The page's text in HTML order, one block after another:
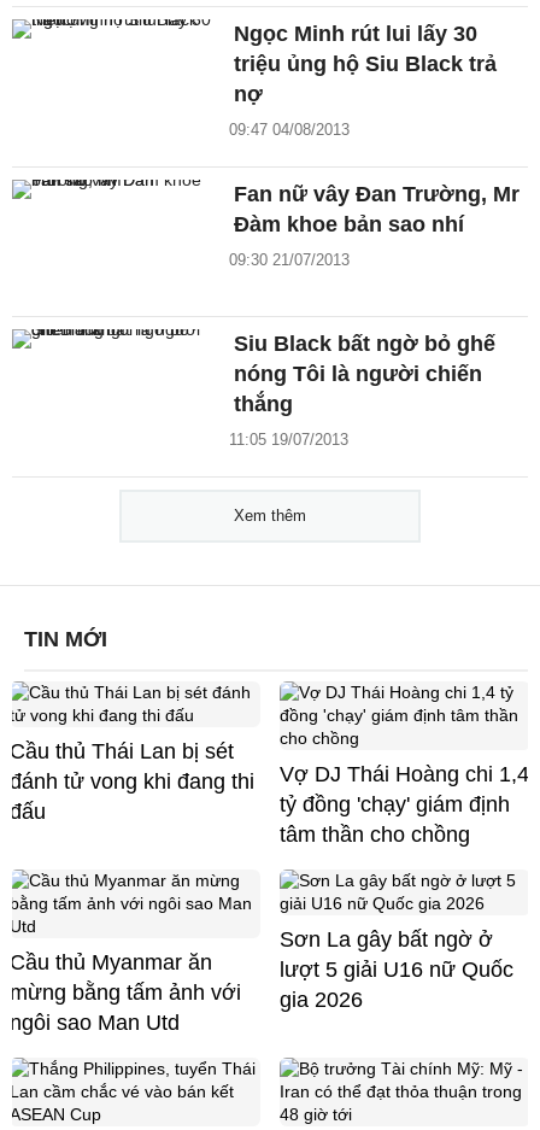
Ngọc Minh rút lui lấy 30
triệu ủng hộ Siu Black trả
nợ
09:47 04/08/2013
Fan nữ vây Đan Trường, Mr
Đàm khoe bản sao nhí
09:30 21/07/2013
Siu Black bất ngờ bỏ ghế
nóng Tôi là người chiến
thắng
11:05 19/07/2013
Xem thêm
TIN MỚI
Cầu thủ Thái Lan bị sét
đánh tử vong khi đang thi
đấu
Vợ DJ Thái Hoàng chi 1,4
tỷ đồng 'chạy' giám định
tâm thần cho chồng
Cầu thủ Myanmar ăn
mừng bằng tấm ảnh với
ngôi sao Man Utd
Sơn La gây bất ngờ ở
lượt 5 giải U16 nữ Quốc
gia 2026